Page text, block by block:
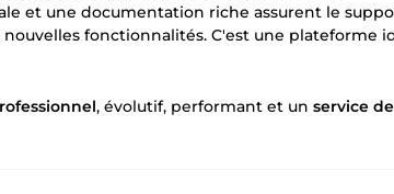
et une documentation riche assurent le
fonctionnalités. C'est une plateforme
, évolutif, performant et un service de